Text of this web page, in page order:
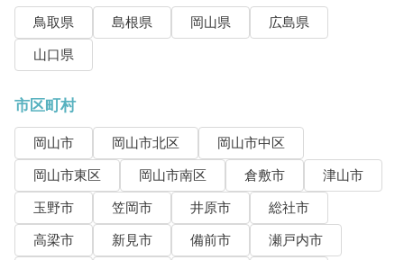
鳥取県 島根県 岡山県
広島県
山口県
市区町村
岡山市 岡山市北区
岡山市中区
岡山市東区
岡山市南区 倉敷市
津山市
玉野市
笠岡市 井原市
総社市
高梁市
新見市 備前市
瀬戸内市